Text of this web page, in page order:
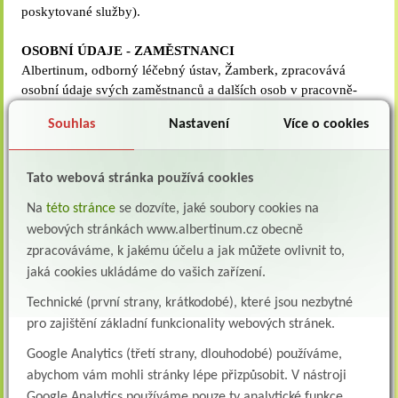
poskytované služby).
OSOBNÍ ÚDAJE - ZAMĚSTNANCI
Albertinum, odborný léčebný ústav, Žamberk, zpracovává
osobní údaje svých zaměstnanců a dalších osob v pracovně-
evidenci, o rozsahu a druhu materiálů rozhoduje zaměstnavatel
podle uvážení a s ohledem na své povinnosti. Do osobního
oprávněni na svou žádost nahlédnout nebo si z nich pořídit
opis. Zaměstnavatel je povinen zajistit ochranu osobních údajů
svých zaměstnanců před neoprávněným přístupem
nepovolaných osob nebo zneužitím.
Zpracovávání včetně ochrany osobních údajů popisuje vnitřní
INFORMAČNÍ POVINNOST
Přílohy:
Souhlas Nastavení Více o cookies
Tato webová stránka používá cookies
Na této stránce se dozvíte, jaké soubory cookies na
webových stránkách www.albertinum.cz obecně
zpracováváme, k jakému účelu a jak můžete ovlivnit to,
jaká cookies ukládáme do vašich zařízení.
Technické (první strany, krátkodobé), které jsou nezbytné
pro zajištění základní funkcionality webových stránek.
Google Analytics (třetí strany, dlouhodobé) používáme,
abychom vám mohli stránky lépe přizpůsobit. V nástroji